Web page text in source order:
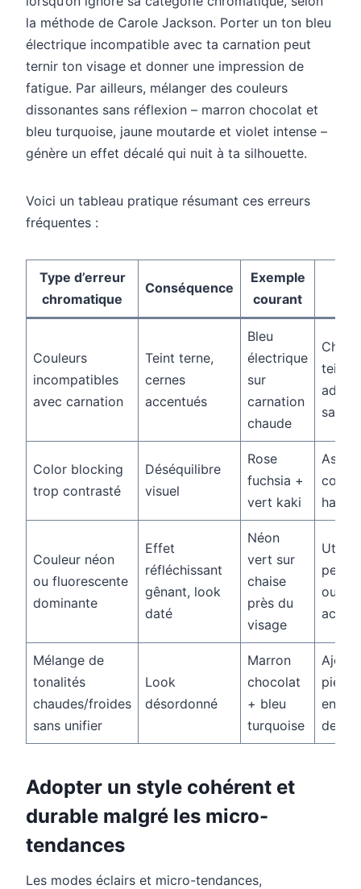
la méthode de Carole Jackson. Porter un ton bleu
électrique incompatible avec ta carnation peut
ternir ton visage et donner une impression de
fatigue. Par ailleurs, mélanger des couleurs
dissonantes sans réflexion – marron chocolat et
bleu turquoise, jaune moutarde et violet intense –
génère un effet décalé qui nuit à ta silhouette.
Voici un tableau pratique résumant ces erreurs
fréquentes :
Type d’erreur
chromatique
Conséquence
Exemple
courant
Couleurs
incompatibles
avec carnation
Teint terne,
cernes
accentués
Bleu
électrique
sur
carnation
chaude
sa
Color blocking
trop contrasté
Déséquilibre
visuel
Rose
fuchsia +
vert kaki
Couleur néon
ou fluorescente
dominante
Effet
réfléchissant
gênant, look
daté
Néon
vert sur
chaise
près du
visage
petits
ou
Mélange de
tonalités
chaudes/froides
sans unifier
Look
désordonné
Marron
chocolat
+ bleu
turquoise
pièce
entre
deux
Adopter un style cohérent et
durable malgré les micro-
tendances
Les modes éclairs et micro-tendances,